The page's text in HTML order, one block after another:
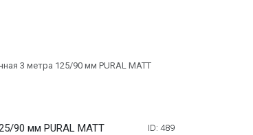
3 метра 125/90 мм PURAL MATT
90 мм PURAL MATT ID: 489